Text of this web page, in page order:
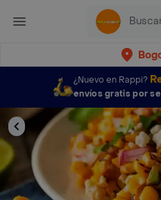
¿Nuevo en Rappi?
envíos gratis por